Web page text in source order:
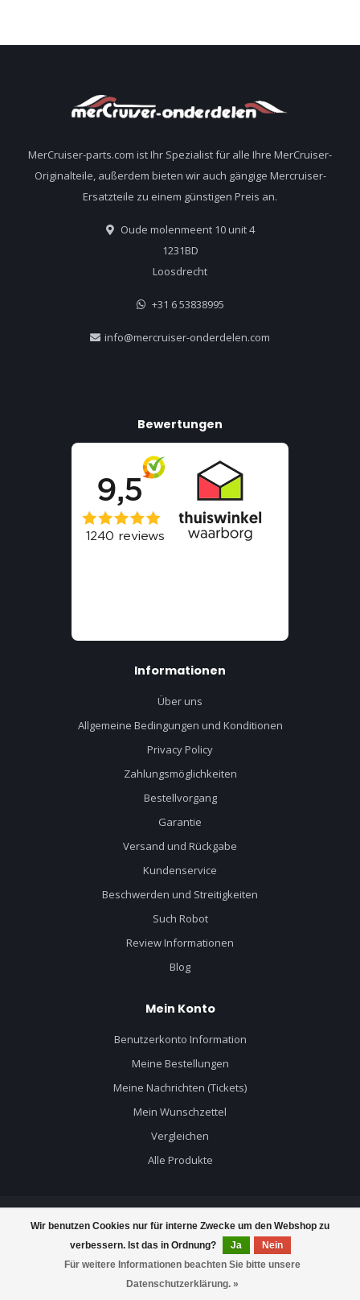
Wir benutzen Cookies nur für interne Zwecke um den Webshop zu
verbessern. Ist das in Ordnung?
Ja
Nein
Für weitere Informationen beachten Sie bitte unsere
Datenschutzerklärung. »
MerCruiser-parts.com ist Ihr Spezialist für alle Ihre MerCruiser-
Originalteile, außerdem bieten wir auch gängige Mercruiser-
Ersatzteile zu einem günstigen Preis an.
Oude molenmeent 10 unit 4
1231BD
Loosdrecht
+31 6 53838995
info@mercruiser-onderdelen.com
Bewertungen
Informationen
Über uns
Allgemeine Bedingungen und Konditionen
Privacy Policy
Zahlungsmöglichkeiten
Bestellvorgang
Garantie
Versand und Rückgabe
Kundenservice
Beschwerden und Streitigkeiten
Such Robot
Review Informationen
Blog
Mein Konto
Benutzerkonto Information
Meine Bestellungen
Meine Nachrichten (Tickets)
Mein Wunschzettel
Vergleichen
Alle Produkte
© Copyright 2026 Mercruiser Teile - Powered byLightspeed
Dyvelopment